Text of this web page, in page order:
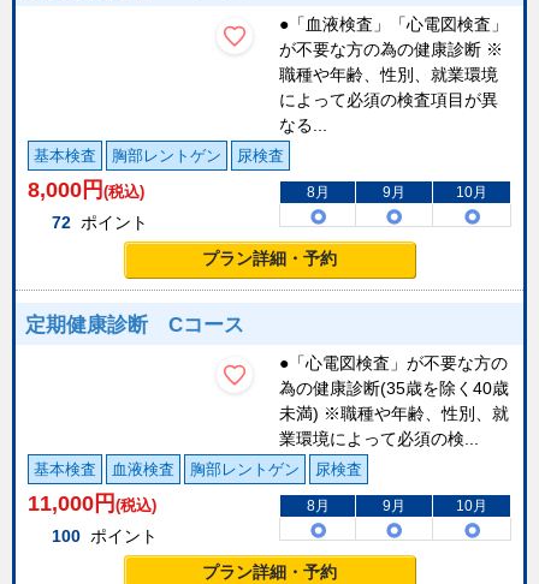
●「血液検査」「心電図検査」
が不要な方の為の健康診断 ※
職種や年齢、性別、就業環境
によって必須の検査項目が異
なる...
基本検査 胸部レントゲン 尿検査
8,000 円 (税込)
72 ポイント
8月 9月 10月
プラン詳細・予約
定期健康診断 Cコース
●「心電図検査」が不要な方の
為の健康診断(35歳を除く40歳
未満) ※職種や年齢、性別、就
業環境によって必須の検...
基本検査 血液検査 胸部レントゲン 尿検査
11,000 円 (税込)
100 ポイント
8月 9月 10月
プラン詳細・予約